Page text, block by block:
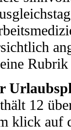
eine
12
klick auf